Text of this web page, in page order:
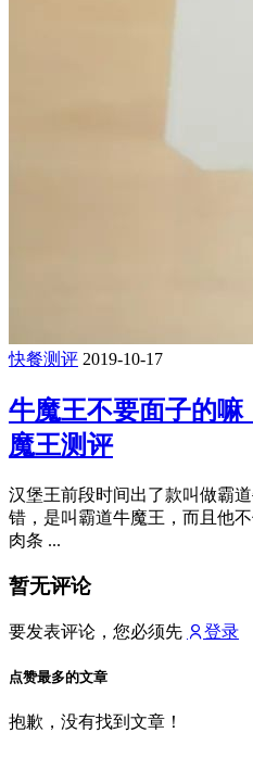
快餐测评 2019-10-17
牛魔王不要面子的
魔王测评
汉堡王前段时间出了款叫做霸
错，是叫霸道牛魔王，而且他
肉条 ...
暂无评论
要发表评论，您必须先 登录
点赞最多的文章
抱歉，没有找到文章！